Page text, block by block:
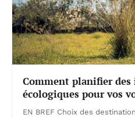
Comment planifier
écologiques pour vos
EN BREF Choix des